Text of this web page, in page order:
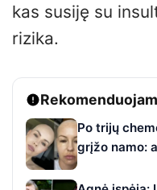
kas susiję su
rizika.
Po trijų
grįžo namo: